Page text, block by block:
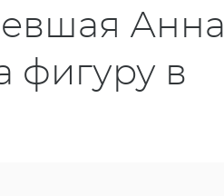
Анна
фигуру в